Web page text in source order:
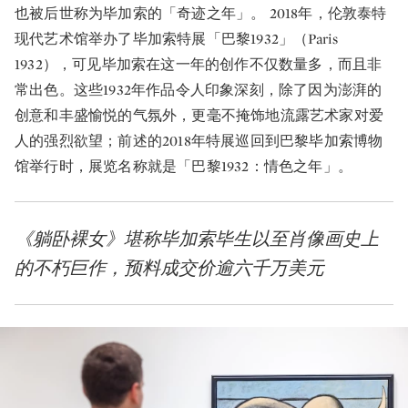
也被后世称为毕加索的「奇迹之年」。 2018年，伦敦泰特
现代艺术馆举办了毕加索特展「巴黎1932」（Paris
1932），可见毕加索在这一年的创作不仅数量多，而且非
常出色。这些1932年作品令人印象深刻，除了因为澎湃的
创意和丰盛愉悦的气氛外，更毫不掩饰地流露艺术家对爱
人的强烈欲望；前述的2018年特展巡回到巴黎毕加索博物
馆举行时，展览名称就是「巴黎1932：情色之年」。
《躺卧裸女》堪称毕加索毕生以至肖像画史上
的不朽巨作，预料成交价逾六千万美元